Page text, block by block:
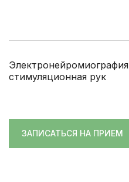
Электронейромиография
стимуляционная рук
ЗАПИСАТЬСЯ НА ПРИЕМ